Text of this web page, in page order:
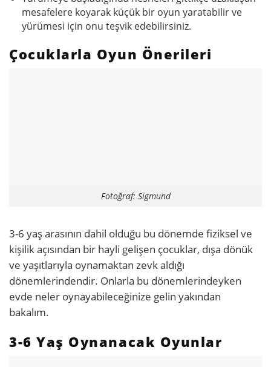
mesafelere koyarak küçük bir oyun yaratabilir ve
yürümesi için onu teşvik edebilirsiniz.
Çocuklarla Oyun Önerileri
Fotoğraf: Sigmund
3-6 yaş arasının dahil olduğu bu dönemde fiziksel ve
kişilik açısından bir hayli gelişen çocuklar, dışa dönük
ve yaşıtlarıyla oynamaktan zevk aldığı
dönemlerindendir. Onlarla bu dönemlerindeyken
evde neler oynayabileceğinize gelin yakından
bakalım.
3-6 Yaş Oynanacak Oyunlar